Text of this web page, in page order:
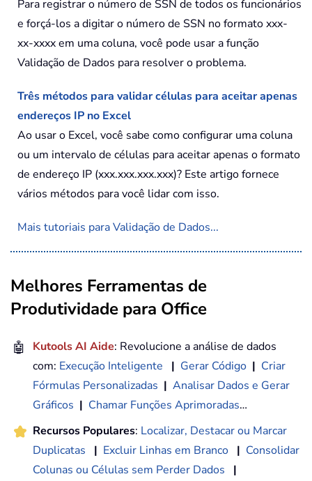
Para registrar o número de SSN de todos os funcionários
e forçá-los a digitar o número de SSN no formato xxx-
xx-xxxx em uma coluna, você pode usar a função
Validação de Dados para resolver o problema.
Três métodos para validar células para aceitar apenas
endereços IP no Excel
Ao usar o Excel, você sabe como configurar uma coluna
ou um intervalo de células para aceitar apenas o formato
de endereço IP (xxx.xxx.xxx.xxx)? Este artigo fornece
vários métodos para você lidar com isso.
Mais tutoriais para Validação de Dados...
Melhores Ferramentas de
Produtividade para Office
🤖 Kutools AI Aide: Revolucione a análise de dados
com: Execução Inteligente | Gerar Código | Criar
Fórmulas Personalizadas | Analisar Dados e Gerar
Gráficos | Chamar Funções Aprimoradas…
Recursos Populares: Localizar, Destacar ou Marcar
Duplicatas
| Excluir Linhas em Branco | Consolidar
Colunas ou Células sem Perder Dados
|